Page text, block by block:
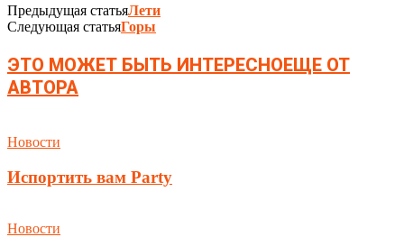
Предыдущая статьяЛети
Следующая статьяГоры
ЭТО МОЖЕТ БЫТЬ ИНТЕРЕСНОЕЩЕ ОТ
АВТОРА
Новости
Испортить вам Party
Новости